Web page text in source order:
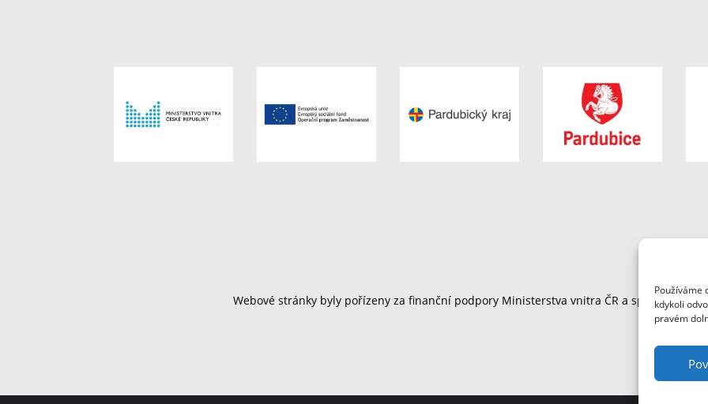
Používáme
kdykoli
pravém
Webové stránky byly pořízeny za finanční podpory Ministerstva vnitra ČR a společnosti